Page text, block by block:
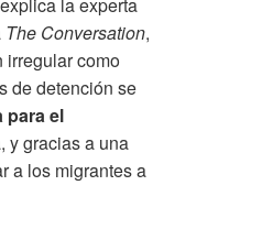
la experta
The Conversation,
irregular como
de detención se
para el
y gracias a una
a los migrantes a